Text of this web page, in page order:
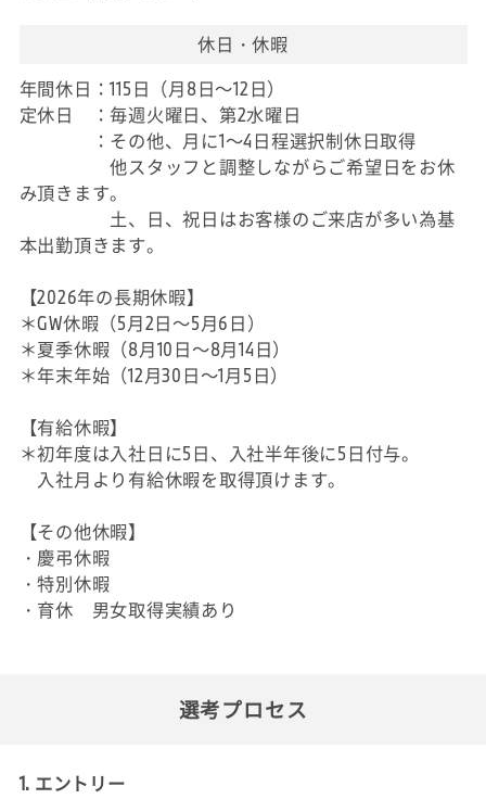
休日・休暇
年間休日：115日（月8日～12日）
定休日 ：毎週火曜日、第2水曜日
：その他、月に1～4日程選択制休日取得
他スタッフと調整しながらご希望日をお休
み頂きます。
土、日、祝日はお客様のご来店が多い為基
本出勤頂きます。
【2026年の長期休暇】
＊GW休暇（5月2日～5月6日）
＊夏季休暇（8月10日～8月14日）
＊年末年始（12月30日～1月5日）
【有給休暇】
＊初年度は入社日に5日、入社半年後に5日付与。
入社月より有給休暇を取得頂けます。
【その他休暇】
・慶弔休暇
・特別休暇
・育休 男女取得実績あり
選考プロセス
1. エントリー